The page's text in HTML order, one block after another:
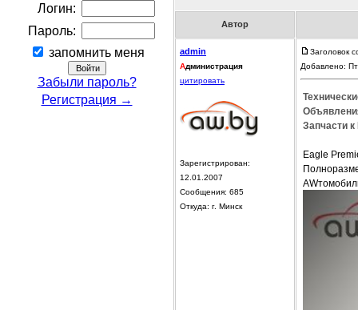
Логин:
Пароль:
запомнить меня
Забыли пароль?
Регистрация →
Автор
admin
Администрация
цитировать
Зарегистрирован:
12.01.2007
Сообщения: 685
Откуда: г. Минск
Заголовок
Добавлено:
Запчасти
Eagle